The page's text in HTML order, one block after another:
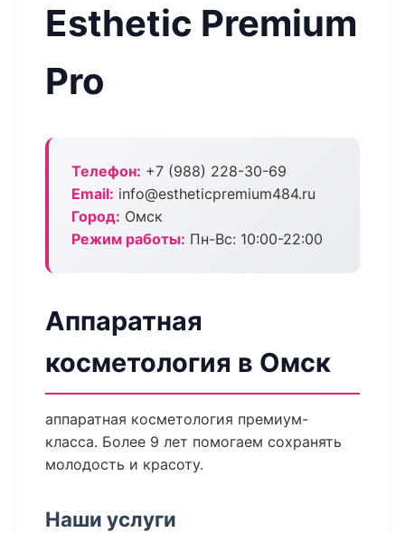
Esthetic Premium
Pro
Телефон: +7 (988) 228-30-69
Email: info@estheticpremium484.ru
Город: Омск
Режим работы: Пн-Вс: 10:00-22:00
Аппаратная
косметология в Омск
аппаратная косметология премиум-
класса. Более 9 лет помогаем сохранять
молодость и красоту.
Наши услуги